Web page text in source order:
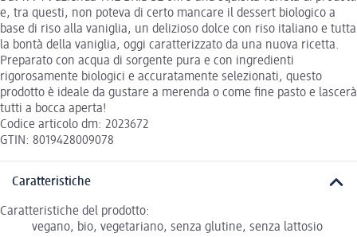
e, tra questi, non poteva di certo mancare il dessert biologico a
base di riso alla vaniglia, un delizioso dolce con riso italiano e tutta
la bontà della vaniglia, oggi caratterizzato da una nuova ricetta.
Preparato con acqua di sorgente pura e con ingredienti
rigorosamente biologici e accuratamente selezionati, questo
prodotto è ideale da gustare a merenda o come fine pasto e lascerà
tutti a bocca aperta!
Codice articolo dm: 2023672
GTIN: 8019428009078
Caratteristiche
Caratteristiche del prodotto:
vegano, bio, vegetariano, senza glutine, senza lattosio